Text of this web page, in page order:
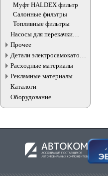
Муфт HALDEX фильтр
Салонные фильтры
Топливные фильтры
Насосы для перекачки
жидкостей
Прочее
Детали электросамокатов и
электротранспорта
Расходные материалы
Рекламные материалы
Каталоги
Оборудование